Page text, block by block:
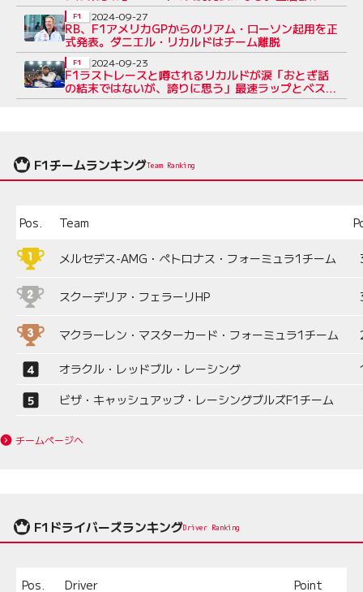
戦で評価か
RB、F1アメリカGPからのリアム・ローソン起用を正
式発表。ダニエル・リカルドはチーム離脱
F1 2024-09-27
F1ラストレースと噂されるリカルドが涙「おとぎ話
の結末ではないが、誇りに思う」最速ラップとベスト
ドライバー賞達成
F1 2024-09-23
F1チームランキングTeam Ranking
Pos. Team
メルセデス-AMG・ペトロナス・フォーミュラ1チーム
スクーデリア・フェラーリHP
マクラーレン・マスターカード・フォーミュラ1チーム
オラクル・レッドブル・レーシング
ビザ・キャッシュアップ・レーシングブルズF1チーム
チームページへ
F1ドライバーズランキングDriver Ranking
Pos. Driver Point